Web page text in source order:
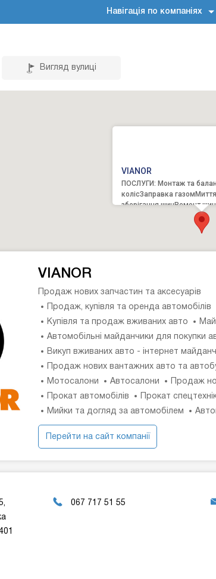
Навігація по компаніях
Вигляд вулиці
VIANOR
ПОСЛУГИ: Монтаж та
колісЗаправка
зберігання шинРемонт
дисківРегулювання
VIANOR
Продаж нових запчастин та аксесуарів
Продаж, купівля та оренда автомобілів
Купівля та продаж вживаних авто
Автомобільні майданчики для покупки
Викуп вживаних авто - інтернет
Продаж нових вантажних авто та
Мотосалони
Автосалони
Продаж
Прокат автомобілів
Прокат
Мийки та догляд за автомобілем
Перейти на сайт компанії
067 717 51 55